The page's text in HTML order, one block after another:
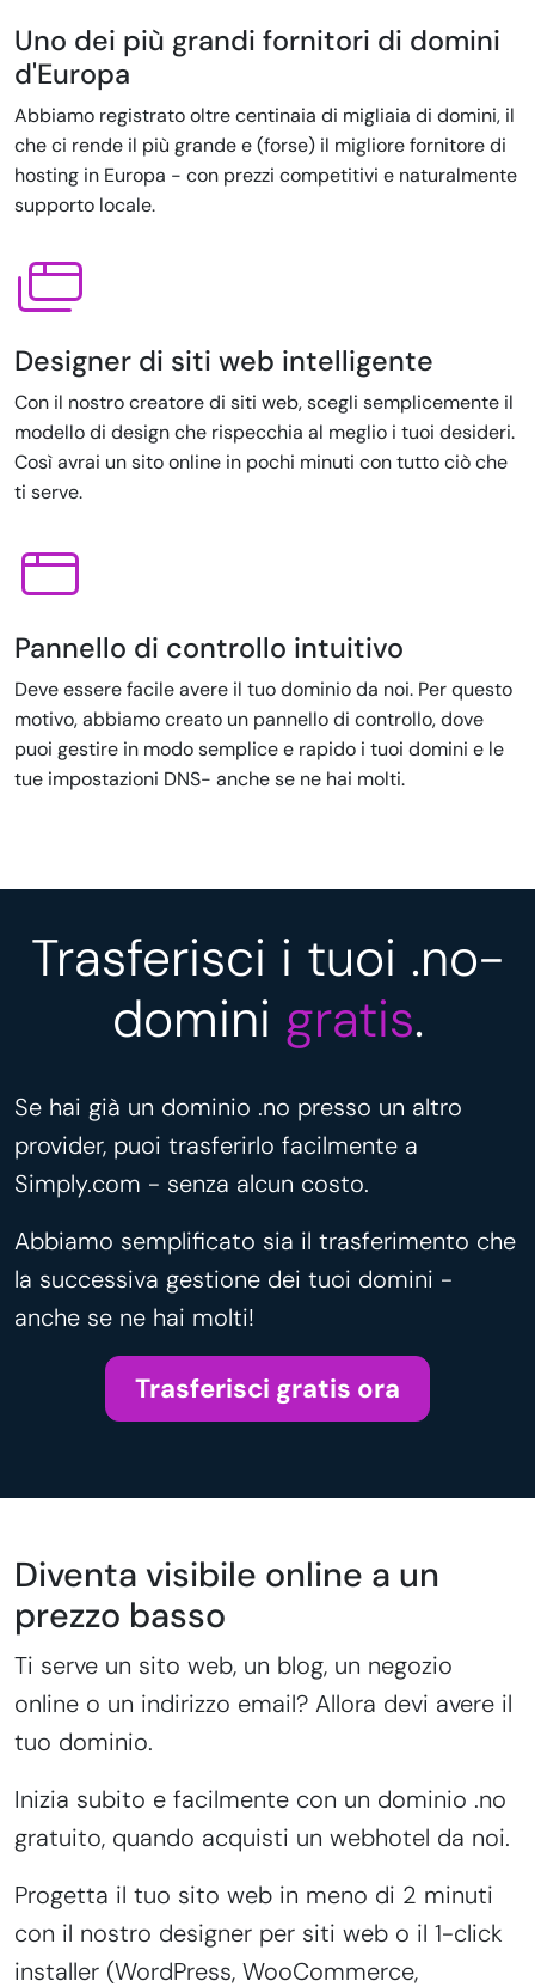
Uno dei più grandi fornitori di domini
d'Europa
Abbiamo registrato oltre centinaia di migliaia di domini, il
che ci rende il più grande e (forse) il migliore fornitore di
hosting in Europa - con prezzi competitivi e naturalmente
supporto locale.
Designer di siti web intelligente
Con il nostro creatore di siti web, scegli semplicemente il
modello di design che rispecchia al meglio i tuoi desideri.
Così avrai un sito online in pochi minuti con tutto ciò che
ti serve.
Pannello di controllo intuitivo
Deve essere facile avere il tuo dominio da noi. Per questo
motivo, abbiamo creato un pannello di controllo, dove
puoi gestire in modo semplice e rapido i tuoi domini e le
tue impostazioni DNS- anche se ne hai molti.
Trasferisci i tuoi .no-
domini gratis.
Se hai già un dominio .no presso un altro
provider, puoi trasferirlo facilmente a
Simply.com - senza alcun costo.
Abbiamo semplificato sia il trasferimento che
la successiva gestione dei tuoi domini -
anche se ne hai molti!
Trasferisci gratis ora
Diventa visibile online a un
prezzo basso
Ti serve un sito web, un blog, un negozio
online o un indirizzo email? Allora devi avere il
tuo dominio.
Inizia subito e facilmente con un dominio .no
gratuito, quando acquisti un webhotel da noi.
Progetta il tuo sito web in meno di 2 minuti
con il nostro designer per siti web o il 1-click
installer (WordPress, WooCommerce,